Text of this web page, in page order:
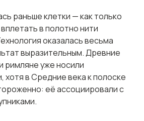
раньше клетки — как только
в полотно нити
оказалась весьма
выразительным. Древние
римляне уже носили
хотя в Средние века к полоске
её ассоциировали с